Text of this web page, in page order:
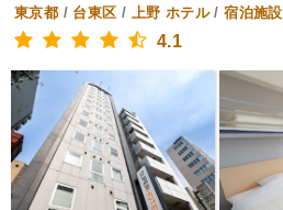
東京都 / 台東区 / 上野 ホテル/宿泊施設
4.1